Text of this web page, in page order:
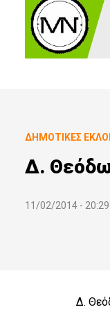
ΔΗΜΟΤΙΚΈΣ
Δ.
11/02/2014 - 20:29
Δ.